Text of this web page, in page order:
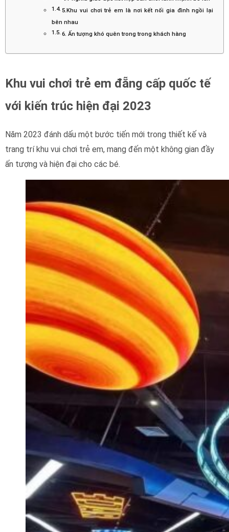
5.Khu vui chơi trẻ em là nơi kết nối gia đình ngồi lại
bên nhau
6. Ấn tượng khó quên trong trong khách hàng
Khu vui chơi trẻ em đẵng cấp quốc tế
với kiến trúc hiện đại 2023
Năm 2023 đánh dấu một bước tiến mới trong thiết kế và
trang trí khu vui chơi trẻ em, mang đến một không gian đầy
ấn tượng và hiện đại cho các bé.